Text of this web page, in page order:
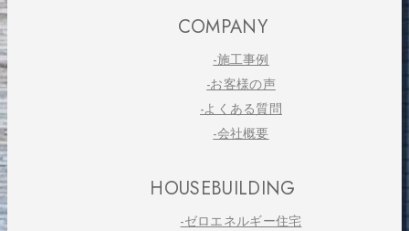
COMPANY
-施工事例
-お客様の声
-よくある質問
-会社概要
HOUSEBUILDING
-ゼロエネルギー住宅